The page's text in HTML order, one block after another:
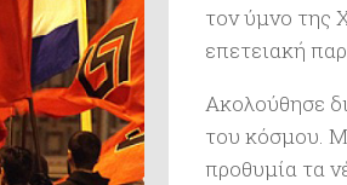
τον ύμνο της
επετειακή
Ακολούθησε
του κόσμου.
προθυμία τα